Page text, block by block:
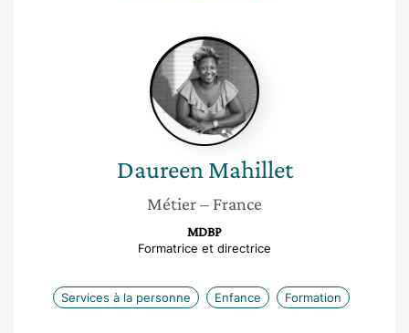
Daureen
Mahillet
Daureen Mahillet
Métier– France
MDBP
Formatrice et directrice
Services à la personne Enfance Formation